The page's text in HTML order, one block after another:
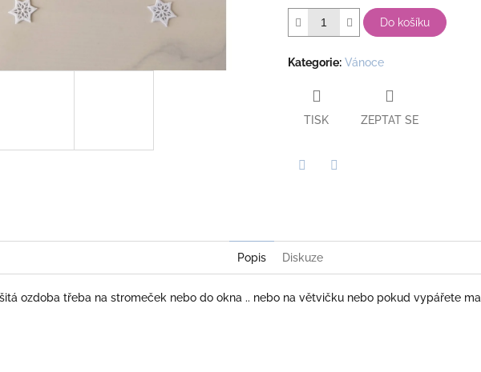
Do košíku
Kategorie: Vánoce
TISK ZEPTAT SE
Popis Diskuze
ozdoba třeba na stromeček nebo do okna .. nebo na větvičku nebo pokud vypářete